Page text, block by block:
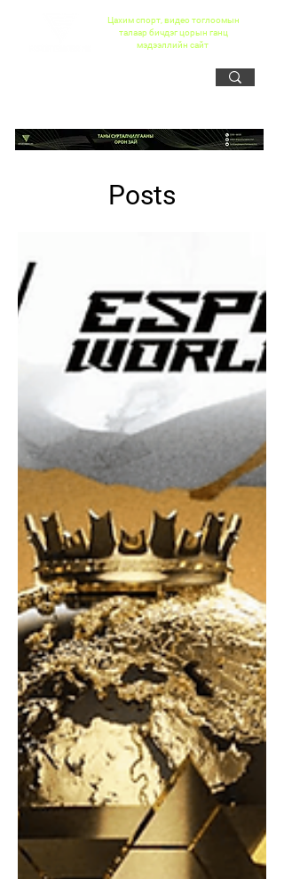
Цахим спорт, видео тоглоомын
талаар бичдэг цорын ганц
мэдээллийн сайт
Posts